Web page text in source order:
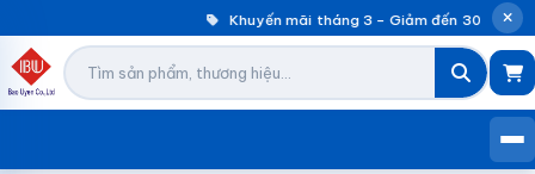
Khuyến mãi tháng 3 – Giảm đến 30%